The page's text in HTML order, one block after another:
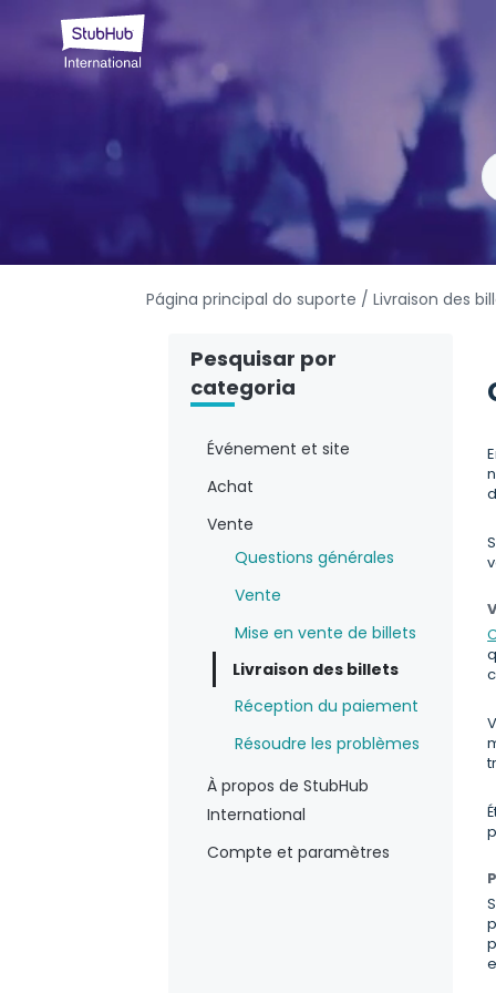
Página principal do suporte / Livraison des
Pesquisar por
categoria
Événement et site
Achat
Vente
Questions générales
Vente
Mise en vente de billets
Livraison des billets
Réception du paiement
Résoudre les problèmes
À propos de StubHub
International
Compte et paramètres